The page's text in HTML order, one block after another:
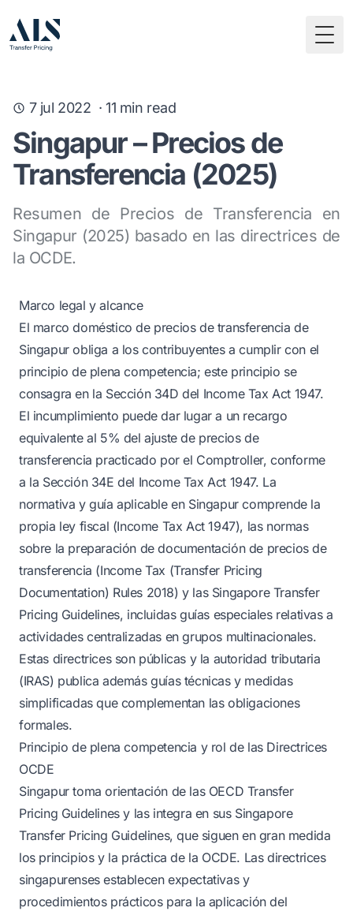
7 jul 2022 ·11 min read
Singapur – Precios de
Transferencia (2025)
Resumen de Precios de Transferencia en
Singapur (2025) basado en las directrices de
la OCDE.
Marco legal y alcance
El marco doméstico de precios de transferencia de
Singapur obliga a los contribuyentes a cumplir con el
principio de plena competencia; este principio se
consagra en la Sección 34D del Income Tax Act 1947.
El incumplimiento puede dar lugar a un recargo
equivalente al 5% del ajuste de precios de
transferencia practicado por el Comptroller, conforme
a la Sección 34E del Income Tax Act 1947. La
normativa y guía aplicable en Singapur comprende la
propia ley fiscal (Income Tax Act 1947), las normas
sobre la preparación de documentación de precios de
transferencia (Income Tax (Transfer Pricing
Documentation) Rules 2018) y las Singapore Transfer
Pricing Guidelines, incluidas guías especiales relativas a
actividades centralizadas en grupos multinacionales.
Estas directrices son públicas y la autoridad tributaria
(IRAS) publica además guías técnicas y medidas
simplificadas que complementan las obligaciones
formales.
Principio de plena competencia y rol de las Directrices
OCDE
Singapur toma orientación de las OECD Transfer
Pricing Guidelines y las integra en sus Singapore
Transfer Pricing Guidelines, que siguen en gran medida
los principios y la práctica de la OCDE. Las directrices
singapurenses establecen expectativas y
procedimientos prácticos para la aplicación del